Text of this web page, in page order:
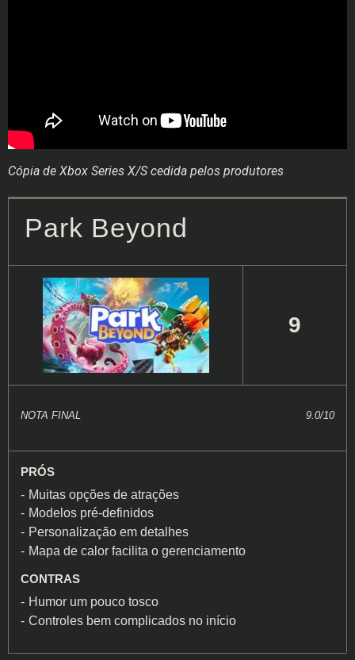
Cópia de Xbox Series X/S cedida pelos produtores
Park Beyond
9
NOTA FINAL 9.0/10
PRÓS
Muitas opções de atrações
Modelos pré-definidos
Personalização em detalhes
Mapa de calor facilita o gerenciamento
CONTRAS
Humor um pouco tosco
Controles bem complicados no início